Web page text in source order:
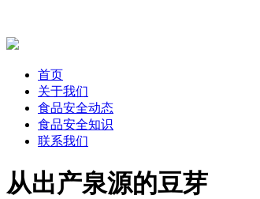
首页
关于我们
食品安全动态
食品安全知识
联系我们
从出产泉源的豆芽